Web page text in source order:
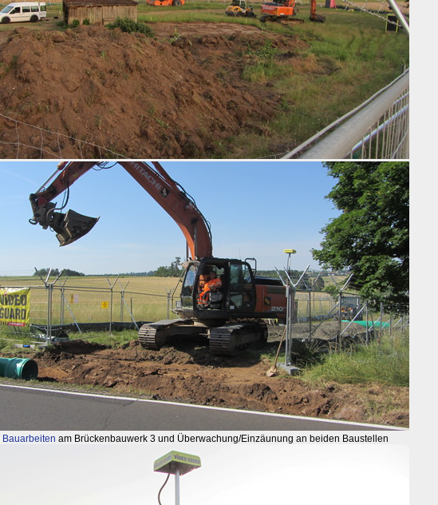
Bauarbeiten am Brückenbauwerk 3 und Überwachung/Einzäunung an beiden Baustellen